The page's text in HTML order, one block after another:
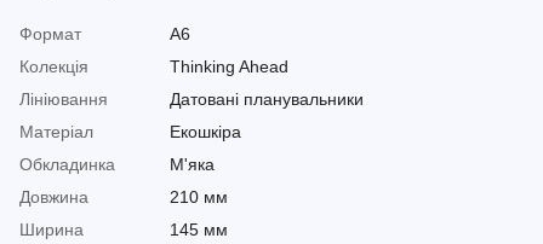
Формат
A6
Колекція
Thinking Ahead
Лініювання
Датовані планувальники
Матеріал
Екошкіра
Обкладинка
М'яка
Довжина
210 мм
Ширина
145 мм